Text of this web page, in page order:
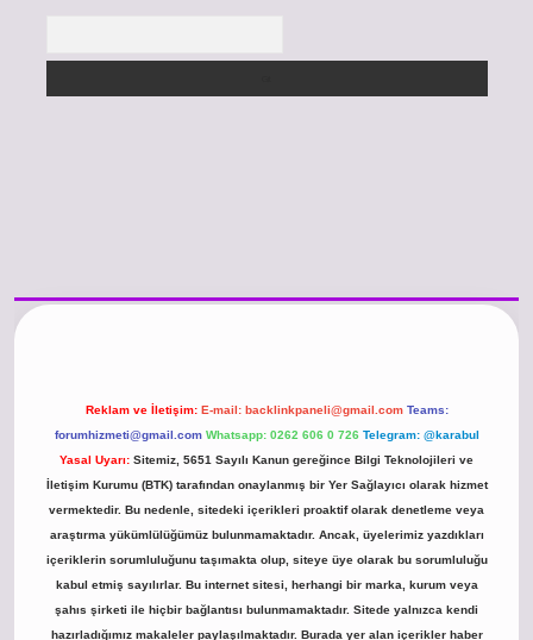
Reklam ve İletişim: E-mail: backlinkpaneli@gmail.com Teams:
forumhizmeti@gmail.com Whatsapp: 0262 606 0 726 Telegram: @karabul
Yasal Uyarı: Sitemiz, 5651 Sayılı Kanun gereğince Bilgi Teknolojileri ve
İletişim Kurumu (BTK) tarafından onaylanmış bir Yer Sağlayıcı olarak hizmet
vermektedir. Bu nedenle, sitedeki içerikleri proaktif olarak denetleme veya
araştırma yükümlülüğümüz bulunmamaktadır. Ancak, üyelerimiz yazdıkları
içeriklerin sorumluluğunu taşımakta olup, siteye üye olarak bu sorumluluğu
kabul etmiş sayılırlar. Bu internet sitesi, herhangi bir marka, kurum veya
şahıs şirketi ile hiçbir bağlantısı bulunmamaktadır. Sitede yalnızca kendi
hazırladığımız makaleler paylaşılmaktadır. Burada yer alan içerikler haber